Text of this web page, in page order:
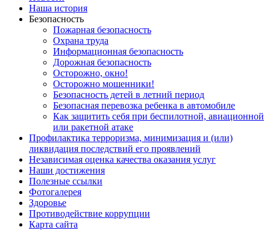
Наша история
Безопасность
Пожарная безопасность
Охрана труда
Информационная безопасность
Дорожная безопасность
Осторожно, окно!
Осторожно мошенники!
Безопасность детей в летний период
Безопасная перевозка ребенка в автомобиле
Как защитить себя при беспилотной, авиационной
или ракетной атаке
Профилактика терроризма, минимизация и (или)
ликвидация последствий его проявлений
Независимая оценка качества оказания услуг
Наши достижения
Полезные ссылки
Фотогалерея
Здоровье
Противодействие коррупции
Карта сайта